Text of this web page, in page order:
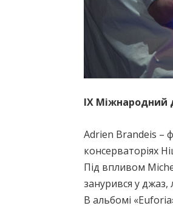
ІХ Міжнародний
Adrien Brandeis –
консерваторіях
Під впливом
занурився у джаз,
В альбомі